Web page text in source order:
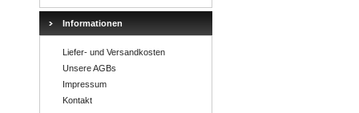
Informationen
Liefer- und Versandkosten
Unsere AGBs
Impressum
Kontakt